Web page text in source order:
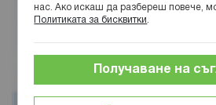
нас. Ако искаш да разбереш повече,
Политиката за бисквитки
Получаване на